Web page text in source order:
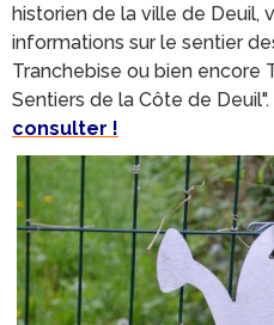
historien de la ville de Deuil,
informations sur le sentier
Tranchebise ou bien encore
Sentiers de la Côte de Deuil".
consulter !